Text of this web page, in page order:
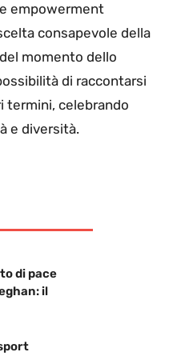
empowerment
consapevole della
momento dello
di raccontarsi
termini, celebrando
e diversità.
di pace
il